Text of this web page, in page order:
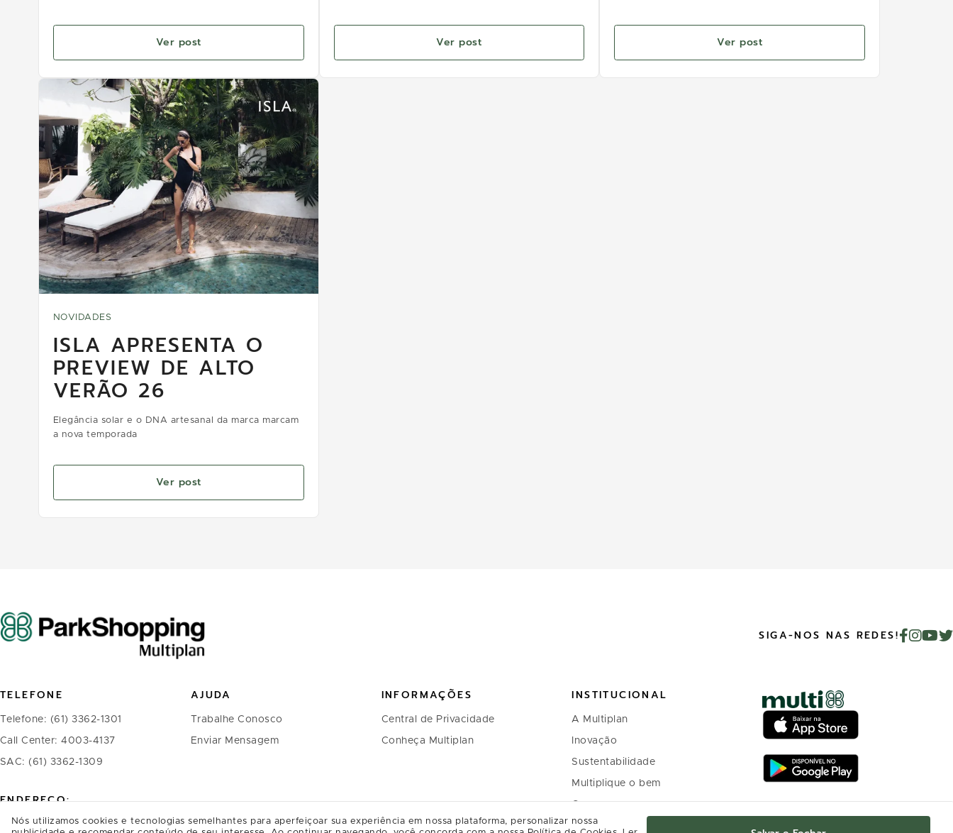
Ver post Ver post Ver post
NOVIDADES
ISLA APRESENTA O
PREVIEW DE ALTO
VERÃO 26
Elegância solar e o DNA artesanal da marca marcam
a nova temporada
Ver post
SIGA-NOS NAS REDES!
TELEFONE
Telefone: (61) 3362-1301
Call Center: 4003-4137
SAC: (61) 3362-1309
ENDEREÇO:
ParkShopping, SAI/SO Área 6580
AJUDA
Trabalhe Conosco
Enviar Mensagem
INFORMAÇÕES
Central de Privacidade
Conheça Multiplan
INSTITUCIONAL
A Multiplan
Inovação
Sustentabilidade
Multiplique o bem
Governança
Relação com investidores
Nós utilizamos cookies e tecnologias semelhantes para aperfeiçoar sua experiência em nossa plataforma, personalizar nossa